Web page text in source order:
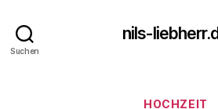
Suchen
nils-
HOCHZEIT